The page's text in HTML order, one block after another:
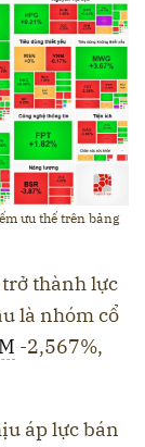
ưu thế trên bảng
thành lực
là nhóm cổ
-2,567%,
áp lực bán